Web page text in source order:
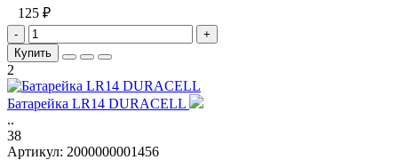
125 ₽
-
+
Купить
2
Батарейка LR14 DURACELL
..
38
Артикул: 2000000001456